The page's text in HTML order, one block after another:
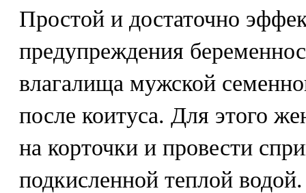
Простой и достаточно
предупреждения
влагалища мужской
после коитуса. Для этого
на корточки и провести
подкисленной теплой